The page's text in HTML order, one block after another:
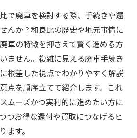
で廃車を検討する際、手続きや還
んか？和良比の歴史や地元事情に
車の特徴を押さえて賢く進める方
ません。複雑に見える廃車手続き
根差した視点でわかりやすく解説
点を順序立てて紹介します。これ
ムーズかつ実利的に進めたい方に
つお得な還付や買取につなげるヒ
ます。